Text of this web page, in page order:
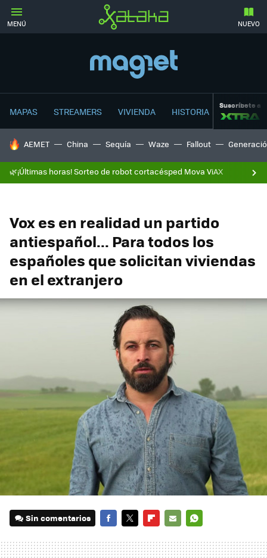
MENÚ NUEVO
MAPAS STREAMERS VIVIENDA HISTORIA Suscríbete a
HOY SE HABLA DE
AEMET China Sequía Waze Fallout
🌿¡Últimas horas! Sorteo de robot cortacésped Mova ViAX
Vox es en realidad un partido
antiespañol... Para todos los
españoles que solicitan viviendas
en el extranjero
Sin comentarios
MAIL